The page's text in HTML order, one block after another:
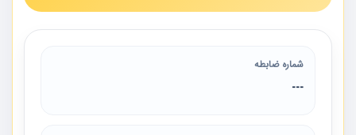
شماره ضابطه
---